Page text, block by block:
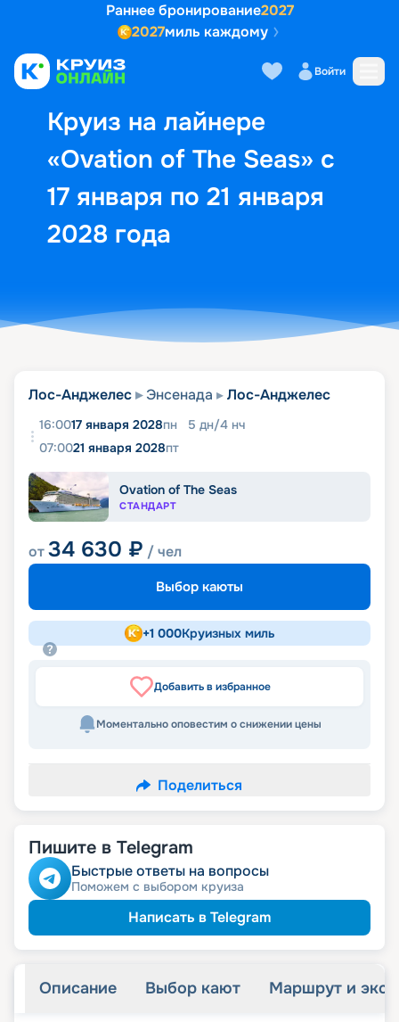
Раннее бронирование2027
2027миль каждому
Войти
Круиз на лайнере
«Ovation of The Seas» с
17 января по 21 января
2028 года
Выбор кают Маршрут и
Лос-Анджелес Энсенада Лос-Анджелес
16:0017 января 2028пн 5 дн/4 нч
07:0021 января 2028пт
Ovation of The Seas
СТАНДАРТ
от34 630 ₽ / чел
Выбор каюты
+1 000Круизных миль
Добавить в избранное
Моментально оповестим о снижении цены
Поделиться
Пишите в Telegram
Быстрые ответы на вопросы
Поможем с выбором круиза
Написать в Telegram
Описание Выбор кают Маршрут и